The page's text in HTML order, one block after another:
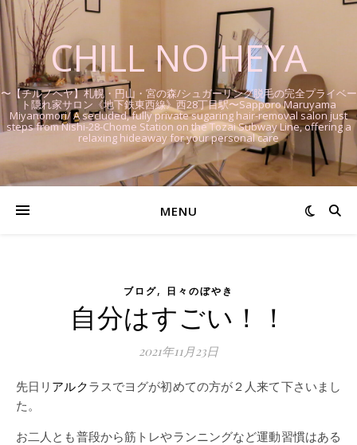
CHILL NO HEYA
〜【チルノヘヤ】札幌・円山・宮の森/シュガーリング脱毛の完全プライベー
ト隠れ家サロン《地下鉄東西線》西28丁目駅〜Sapporo Maruyama
Miyanomori/ A secluded, fully private sugaring hair-removal salon just
steps from Nishi-28-Chome Station on the Tozai Subway Line, offering a
relaxing hideaway for your personal care
MENU
ブログ, 日々のぼやき
自分はすごい！！
2021年11月23日
先日リ アルクラスでヨグが初めての方が２人来て下さいまし
た。
お二人とも普段から筋トレやランニングなど運動習慣はある